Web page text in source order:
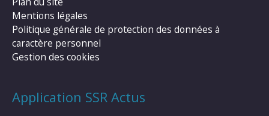
Mentions légales
Politique générale de protection des données à
caractère personnel
Gestion des cookies
Application SSR Actus